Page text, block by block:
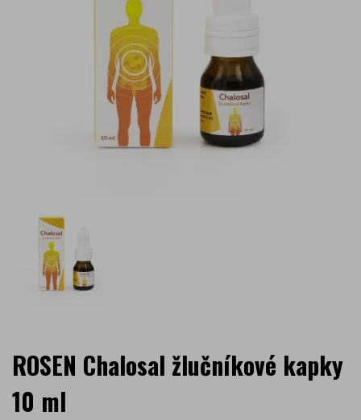
ROSEN Chalosal žlučníkové kapky
10 ml